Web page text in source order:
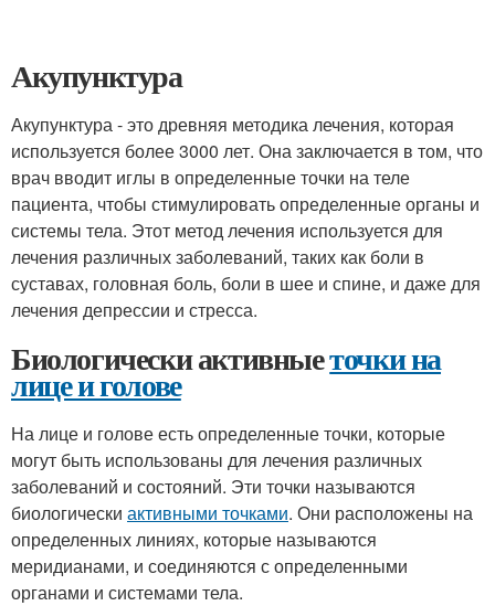
Акупунктура
Акупунктура - это древняя методика лечения, которая
используется более 3000 лет. Она заключается в том, что
врач вводит иглы в определенные точки на теле
пациента, чтобы стимулировать определенные органы и
системы тела. Этот метод лечения используется для
лечения различных заболеваний, таких как боли в
суставах, головная боль, боли в шее и спине, и даже для
лечения депрессии и стресса.
Биологически активныеточки на
лице и голове
На лице и голове есть определенные точки, которые
могут быть использованы для лечения различных
заболеваний и состояний. Эти точки называются
биологически активными точками. Они расположены на
определенных линиях, которые называются
меридианами, и соединяются с определенными
органами и системами тела.